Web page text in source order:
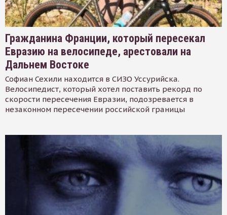
Гражданина Франции, который пересекал
Евразию на велосипеде, арестовали на
Дальнем Востоке
Софиан Сехили находится в СИЗО Уссурийска.
Велосипедист, который хотел поставить рекорд по
скорости пересечения Евразии, подозревается в
незаконном пересечении российской границы